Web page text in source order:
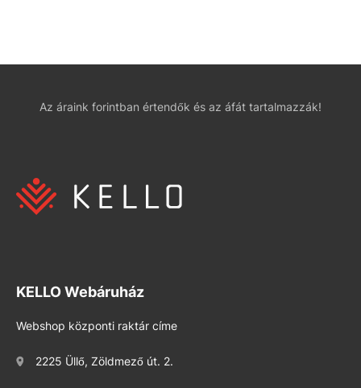
Az áraink forintban értendők és az áfát tartalmazzák!
KELLO Webáruház
Webshop központi raktár címe
2225 Üllő, Zöldmező út. 2.